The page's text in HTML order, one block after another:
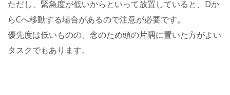
ただし、緊急度が低いからといって放置していると、Dか
らCへ移動する場合があるので注意が必要です。
優先度は低いものの、念のため頭の片隅に置いた方がよい
タスクでもあります。